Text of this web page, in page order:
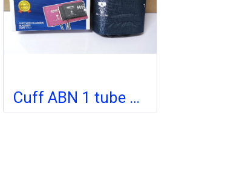
Cuff ABN 1 tube Adult มีห่วงเหล็ก (265-104-761)